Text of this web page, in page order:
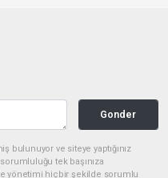
Gonder
bulunuyor ve siteye yaptığınız
tek başınıza
yönetimi hiçbir şekilde sorumlu